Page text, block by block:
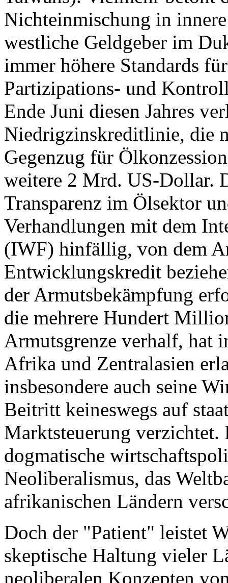
Nichteinmischung in
westliche Geldgeber im
immer höhere Standards
Partizipations- und
Ende Juni diesen Jahres
Niedrigzinskreditlinie, die
Gegenzug für
weitere 2 Mrd. US-Dollar.
Transparenz im Ölsektor
Verhandlungen mit dem
(IWF) hinfällig, von dem
Entwicklungskredit
der Armutsbekämpfung
die mehrere Hundert
Armutsgrenze verhalf, hat
Afrika und Zentralasien
insbesondere auch seine
Beitritt keineswegs auf
Marktsteuerung verzichtet.
dogmatische
Neoliberalismus, das
afrikanischen Ländern
Doch der "Patient" leistet
skeptische Haltung vieler
neoliberalen Konzepten